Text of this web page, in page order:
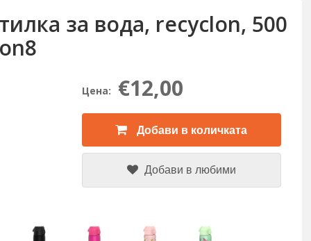
за вода, recyclon, 500
Цена: €12,00
Добави в количката
Добави в любими